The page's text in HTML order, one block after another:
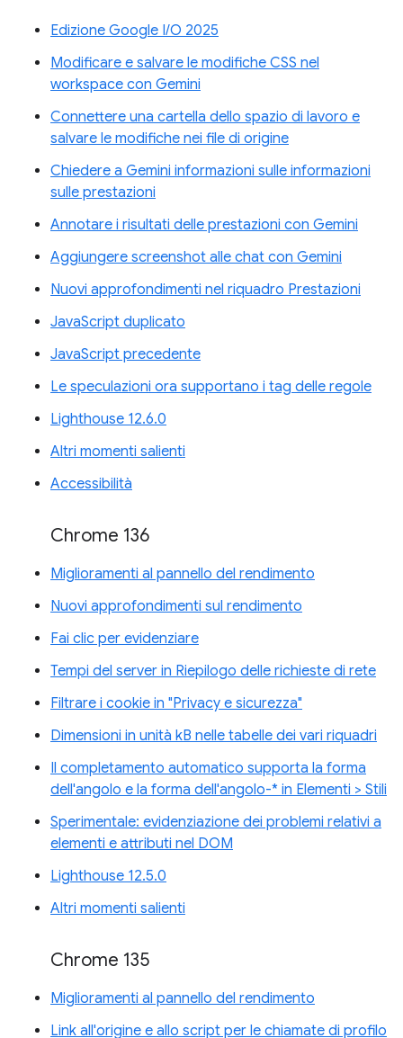
Edizione Google I/O 2025
Modificare e salvare le modifiche CSS nel
workspace con Gemini
Connettere una cartella dello spazio di lavoro e
salvare le modifiche nei file di origine
Chiedere a Gemini informazioni sulle informazioni
sulle prestazioni
Annotare i risultati delle prestazioni con Gemini
Aggiungere screenshot alle chat con Gemini
Nuovi approfondimenti nel riquadro Prestazioni
JavaScript duplicato
JavaScript precedente
Le speculazioni ora supportano i tag delle regole
Lighthouse 12.6.0
Altri momenti salienti
Accessibilità
Chrome 136
Miglioramenti al pannello del rendimento
Nuovi approfondimenti sul rendimento
Fai clic per evidenziare
Tempi del server in Riepilogo delle richieste di rete
Filtrare i cookie in "Privacy e sicurezza"
Dimensioni in unità kB nelle tabelle dei vari riquadri
Il completamento automatico supporta la forma
dell'angolo e la forma dell'angolo-* in Elementi > Stili
Sperimentale: evidenziazione dei problemi relativi a
elementi e attributi nel DOM
Lighthouse 12.5.0
Altri momenti salienti
Chrome 135
Miglioramenti al pannello del rendimento
Link all'origine e allo script per le chiamate di profilo